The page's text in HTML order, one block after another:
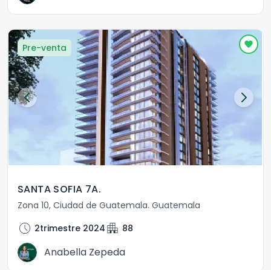
Pre-venta
SANTA SOFIA 7A.
Zona 10, Ciudad de Guatemala. Guatemala
schedule 2trimestre 2024 apartment 88
Anabella Zepeda